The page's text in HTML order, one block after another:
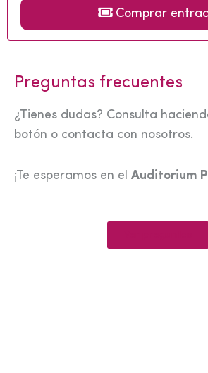
Comprar
Preguntas frecuentes
¿Tienes dudas? Consulta
botón o contacta con nosotros.
¡Te esperamos en el Auditorium